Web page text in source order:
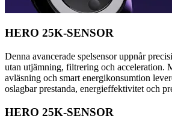
HERO 25K-SENSOR
Denna avancerade spelsensor uppnår
utan utjämning, filtrering och acceleration.
avläsning och smart energikonsumtion
oslagbar prestanda, energieffektivitet och
HERO 25K-SENSOR